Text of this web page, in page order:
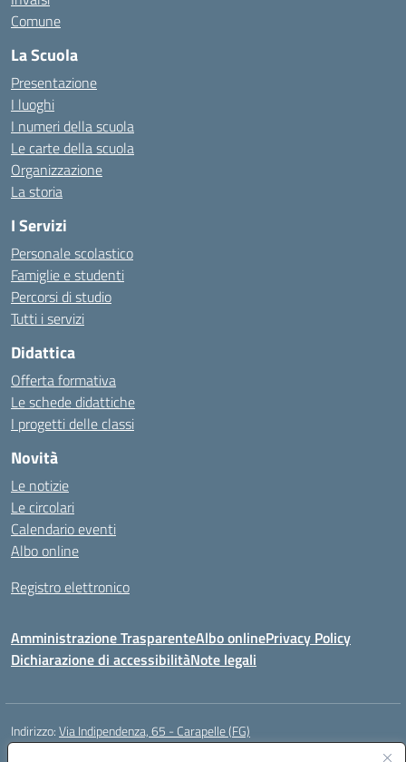
Comune
La Scuola
Presentazione
I luoghi
I numeri della scuola
Le carte della scuola
Organizzazione
La storia
I Servizi
Personale scolastico
Famiglie e studenti
Percorsi di studio
Tutti i servizi
Didattica
Offerta formativa
Le schede didattiche
I progetti delle classi
Novità
Le notizie
Le circolari
Calendario eventi
Albo online
Registro elettronico
Amministrazione TrasparenteAlbo onlinePrivacy Policy
Dichiarazione di accessibilitàNote legali
Indirizzo:Via Indipendenza, 65 - Carapelle (FG)
Centralino: